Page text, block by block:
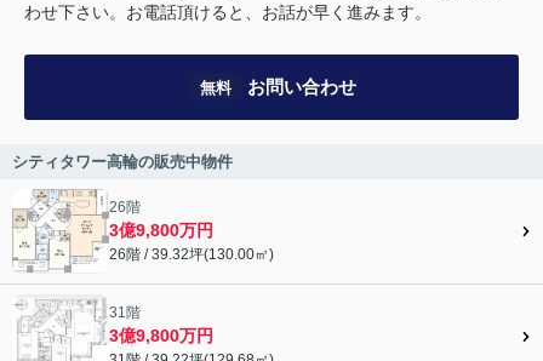
わせ下さい。お電話頂けると、お話が早く進みます。
無料 お問い合わせ
シティタワー高輪の販売中物件
26階
3億9,800万円
26階 / 39.32坪(130.00㎡)
31階
3億9,800万円